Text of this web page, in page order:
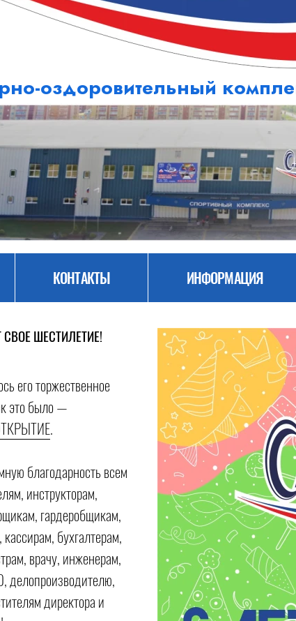
оздоровительный
КОНТАКТЫ ИНФОРМАЦИЯ
ШЕСТИЛЕТИЕ!
его торжественное
это было —
.
благодарность всем
инструкторам,
гардеробщикам,
бухгалтерам,
врачу, инженерам,
делопроизводителю,
директора и